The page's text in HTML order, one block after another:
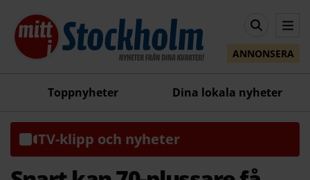
ANNONSERA
Toppnyheter Dina lokala nyheter
TV-klipp och nyheter